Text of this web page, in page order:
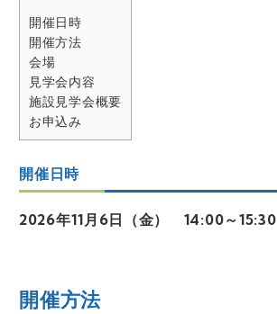
開催日時
開催方法
会場
見学会内容
施設見学会概要
お申込み
開催日時
2026年11月6日（金） 14:00～15:30
開催方法